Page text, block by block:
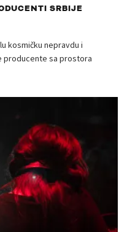
SRBIJE
kosmičku nepravdu i
producente sa prostora